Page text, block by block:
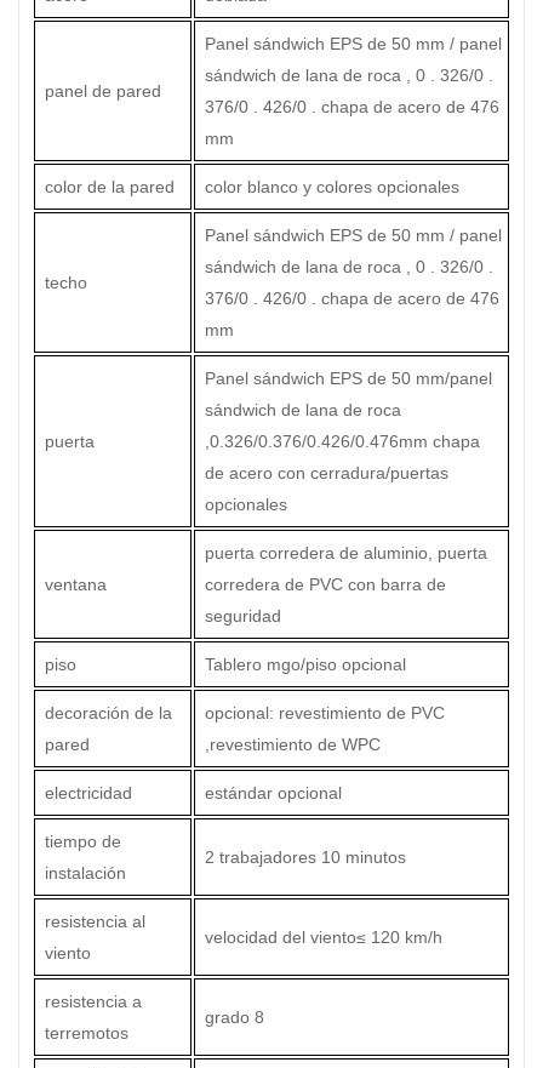
panel de pared
Panel sándwich EPS de 50 mm / panel
sándwich de lana de roca , 0 . 326/0 .
376/0 . 426/0 . chapa de acero de 476
mm
color de la pared color blanco y colores opcionales
techo
Panel sándwich EPS de 50 mm / panel
sándwich de lana de roca , 0 . 326/0 .
376/0 . 426/0 . chapa de acero de 476
mm
puerta
Panel sándwich EPS de 50 mm/panel
sándwich de lana de roca
,0.326/0.376/0.426/0.476mm chapa
de acero con cerradura/puertas
opcionales
ventana
puerta corredera de aluminio, puerta
corredera de PVC con barra de
seguridad
piso Tablero mgo/piso opcional
decoración de la
pared
opcional: revestimiento de PVC
,revestimiento de WPC
electricidad estándar opcional
tiempo de
instalación
2 trabajadores 10 minutos
resistencia al
viento
velocidad del viento≤ 120 km/h
resistencia a
terremotos
grado 8